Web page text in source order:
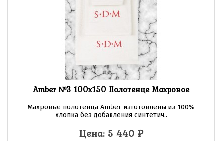
Amber №3 100х150 Полотенце Махровое
Махровые полотенца Amber изготовлены из 100%
хлопка без добавления синтетич..
Цена: 5 440 ₽